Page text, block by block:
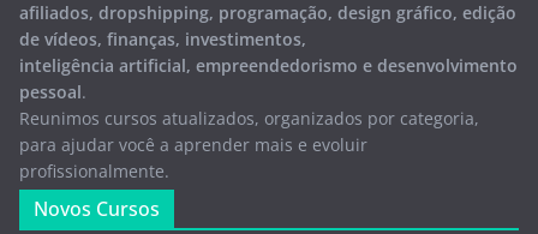
afiliados, dropshipping, programação, design gráfico, edição
de vídeos, finanças, investimentos,
inteligência artificial, empreendedorismo e desenvolvimento
pessoal.
Reunimos cursos atualizados, organizados por categoria,
para ajudar você a aprender mais e evoluir
profissionalmente.
Novos Cursos